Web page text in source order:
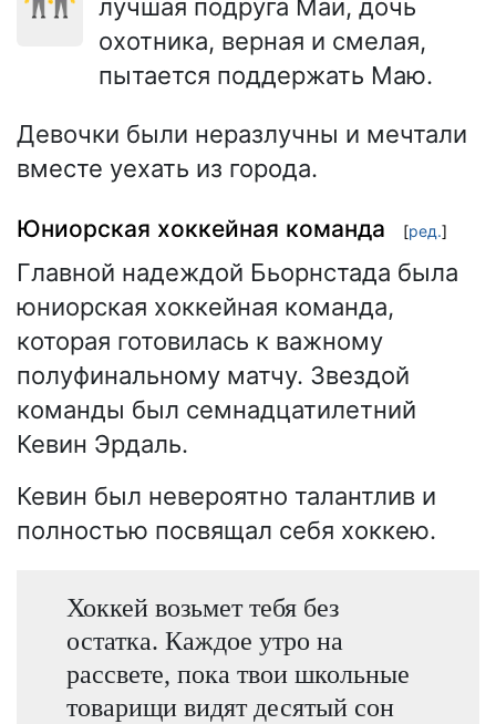
лучшая подруга Маи, дочь
охотника, верная и смелая,
пытается поддержать Маю.
Девочки были неразлучны и мечтали
вместе уехать из города.
Юниорская хоккейная команда [ред.]
Главной надеждой Бьорнстада была
юниорская хоккейная команда,
которая готовилась к важному
полуфинальному матчу. Звездой
команды был семнадцатилетний
Кевин Эрдаль.
Кевин был невероятно талантлив и
полностью посвящал себя хоккею.
Хоккей возьмет тебя без
остатка. Каждое утро на
рассвете, пока твои школьные
товарищи видят десятый сон